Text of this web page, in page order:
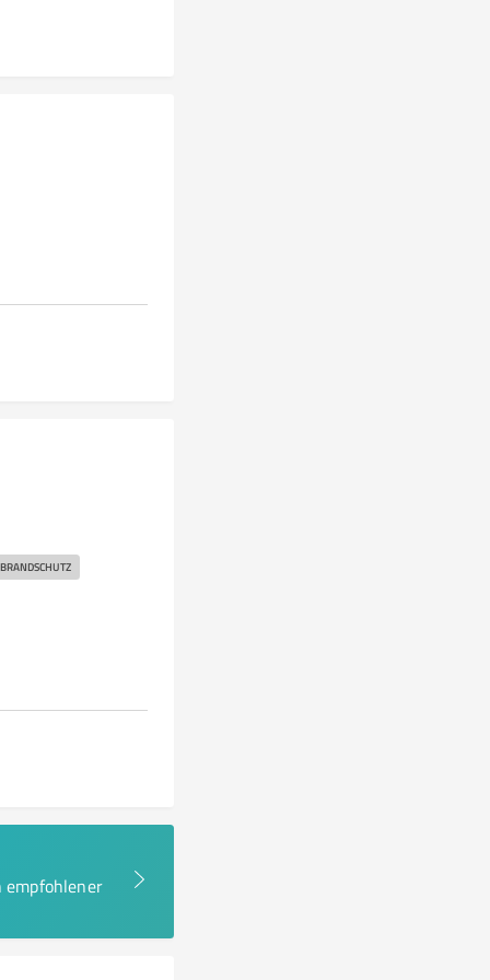
empfohlener